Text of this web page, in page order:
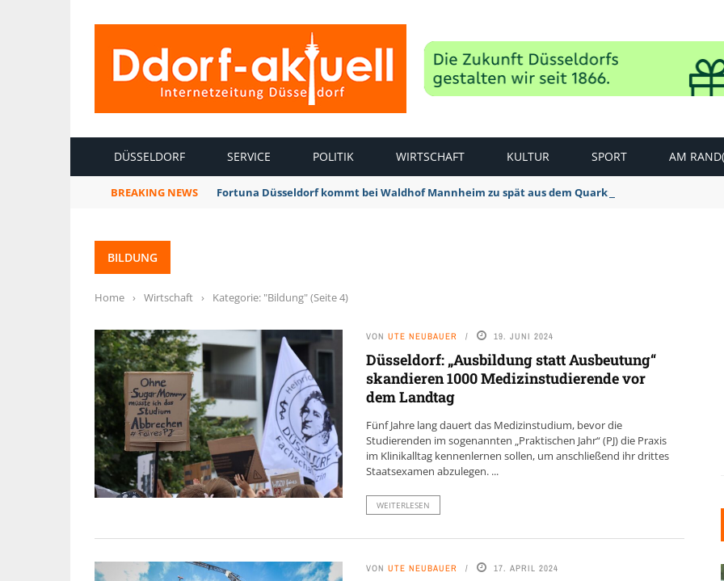
DÜSSELDORF SERVICE POLITIK WIRTSCHAFT KULTUR SPORT AM
BREAKING NEWS Fortuna Düsseldorf kommt bei Waldhof Mannheim zu spät aus dem Quark: 1:2 Niederlage
BILDUNG
Home › Wirtschaft › Kategorie: "Bildung"(Seite 4)
VON UTE NEUBAUER 19. JUNI 2024
Düsseldorf: „Ausbildung statt Ausbeutung“
skandieren 1000 Medizinstudierende vor
dem Landtag
Fünf Jahre lang dauert das Medizinstudium, bevor die
Studierenden im sogenannten „Praktischen Jahr“ (PJ) die Praxis
im Klinikalltag kennenlernen sollen, um anschließend ihr drittes
Staatsexamen abzulegen. ...
WEITERLESEN
VON UTE NEUBAUER 17. APRIL 2024